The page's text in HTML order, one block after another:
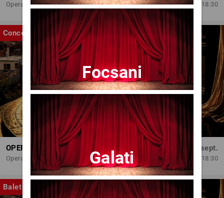
Opera Brasov 18:30
Concert
OPERA BRAȘOV ESTIVAL – SEARĂ DE OPERĂ – CONCERT EXTRAORDINAR
Opera Brasov
Sâm, 5 sept.
18:30
Balet
Focsani
Galati